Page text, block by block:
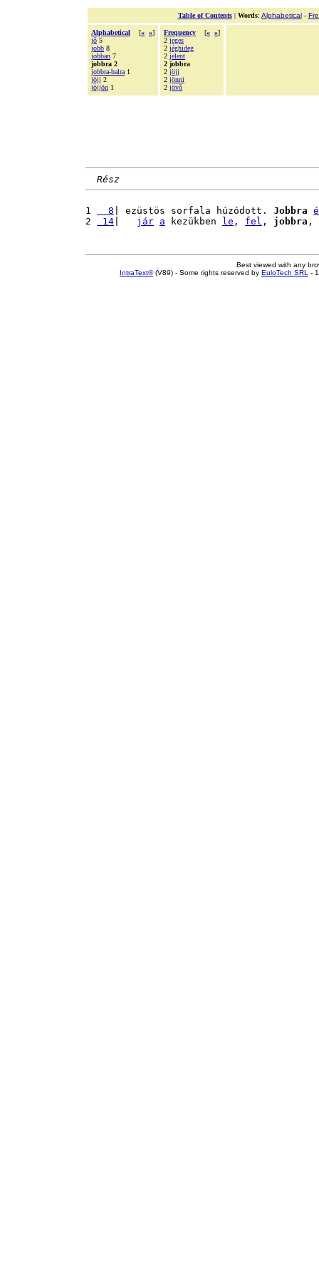
Table of Contents| Words: Alphabetical-
Alphabetical [« »]
jõ 5
jobb 8
jobban 7
jobbra 2
jobbra-balra 1
jöjj 2
jöjjön 1
Frequency [« »]
2 jeges
2 jéghideg
2 jelent
2 jobbra
2 jöjj
2 jönni
2 jövõ
Rész
1
  8
| ezüstös sorfala húzódott. Jobbra
2
14 jár a kezükben le , fel , jobbra ,
Best viewed with any
IntraText®(V89) - Some rights reserved by EuloTech SRL -